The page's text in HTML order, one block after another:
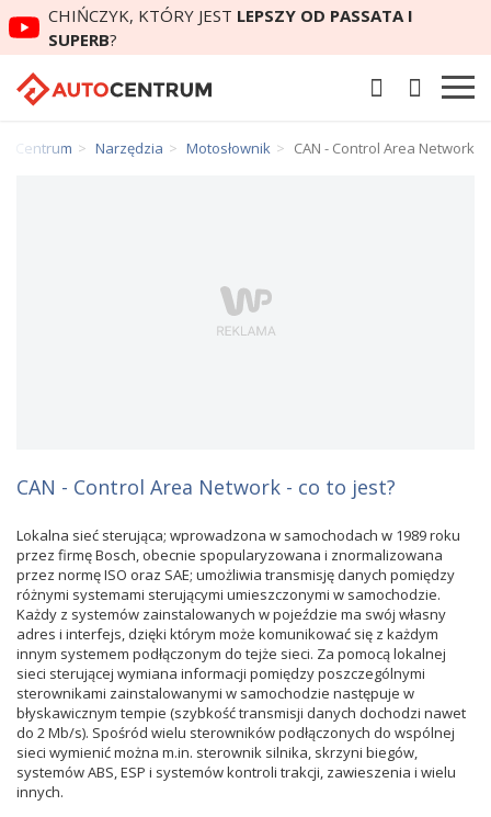
CHIŃCZYK, KTÓRY JEST LEPSZY OD PASSATA I
SUPERB?
Narzędzia Motosłownik CAN - Control Area Network
CAN - Control Area Network - co to jest?
Lokalna sieć sterująca; wprowadzona w samochodach w 1989 roku
przez firmę Bosch, obecnie spopularyzowana i znormalizowana
przez normę ISO oraz SAE; umożliwia transmisję danych pomiędzy
różnymi systemami sterującymi umieszczonymi w samochodzie.
Każdy z systemów zainstalowanych w pojeździe ma swój własny
adres i interfejs, dzięki którym może komunikować się z każdym
innym systemem podłączonym do tejże sieci. Za pomocą lokalnej
sieci sterującej wymiana informacji pomiędzy poszczególnymi
sterownikami zainstalowanymi w samochodzie następuje w
błyskawicznym tempie (szybkość transmisji danych dochodzi nawet
do 2 Mb/s). Spośród wielu sterowników podłączonych do wspólnej
sieci wymienić można m.in. sterownik silnika, skrzyni biegów,
systemów ABS, ESP i systemów kontroli trakcji, zawieszenia i wielu
innych.